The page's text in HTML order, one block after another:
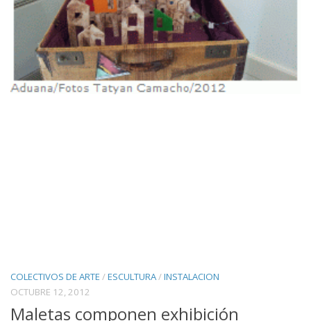
COLECTIVOS DE ARTE /ESCULTURA/INSTALACION
OCTUBRE 12, 2012
Maletas componen exhibición